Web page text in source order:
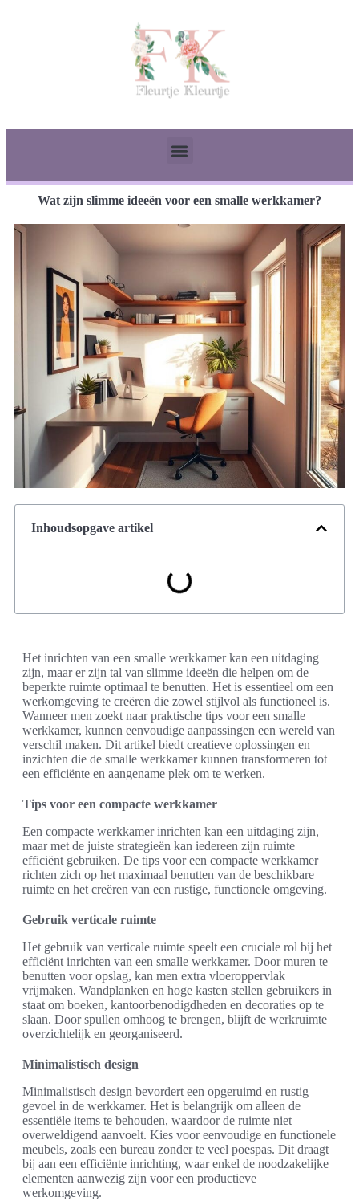
Wat zijn slimme ideeën voor een smalle werkkamer?
Inhoudsopgave artikel
Het inrichten van een smalle werkkamer kan een uitdaging
zijn, maar er zijn tal van slimme ideeën die helpen om de
beperkte ruimte optimaal te benutten. Het is essentieel om een
werkomgeving te creëren die zowel stijlvol als functioneel is.
Wanneer men zoekt naar praktische tips voor een smalle
werkkamer, kunnen eenvoudige aanpassingen een wereld van
verschil maken. Dit artikel biedt creatieve oplossingen en
inzichten die de smalle werkkamer kunnen transformeren tot
een efficiënte en aangename plek om te werken.
Tips voor een compacte werkkamer
Een compacte werkkamer inrichten kan een uitdaging zijn,
maar met de juiste strategieën kan iedereen zijn ruimte
efficiënt gebruiken. De tips voor een compacte werkkamer
richten zich op het maximaal benutten van de beschikbare
ruimte en het creëren van een rustige, functionele omgeving.
Gebruik verticale ruimte
Het gebruik van verticale ruimte speelt een cruciale rol bij het
efficiënt inrichten van een smalle werkkamer. Door muren te
benutten voor opslag, kan men extra vloeroppervlak
vrijmaken. Wandplanken en hoge kasten stellen gebruikers in
staat om boeken, kantoorbenodigdheden en decoraties op te
slaan. Door spullen omhoog te brengen, blijft de werkruimte
overzichtelijk en georganiseerd.
Minimalistisch design
Minimalistisch design bevordert een opgeruimd en rustig
gevoel in de werkkamer. Het is belangrijk om alleen de
essentiële items te behouden, waardoor de ruimte niet
overweldigend aanvoelt. Kies voor eenvoudige en functionele
meubels, zoals een bureau zonder te veel poespas. Dit draagt
bij aan een efficiënte inrichting, waar enkel de noodzakelijke
elementen aanwezig zijn voor een productieve
werkomgeving.